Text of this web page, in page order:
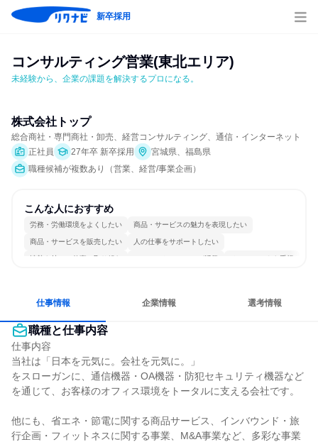
新卒採用
コンサルティング営業(東北エリア)
未経験から、企業の課題を解決するプロになる。
株式会社トップ
総合商社・専門商社・卸売、経営コンサルティング、通信・インターネット
正社員
27年卒 新卒採用
宮城県、福島県
職種候補が複数あり（営業、経営/事業企画）
こんな人におすすめ
労務・労働環境をよくしたい 商品・サービスの魅力を表現したい
商品・サービスを販売したい 人の仕事をサポートしたい
情熱を持って仕事に取り組む コミュニケーションが活発 チームワークを重視
仕事情報 企業情報 選考情報
職種と仕事内容
仕事内容
当社は「日本を元気に。会社を元気に。」
をスローガンに、通信機器・OA機器・防犯セキュリティ機器など
を通じて、お客様のオフィス環境をトータルに支える会社です。
他にも、省エネ・節電に関する商品サービス、インバウンド・旅
行企画・フィットネスに関する事業、M&A事業など、多彩な事業